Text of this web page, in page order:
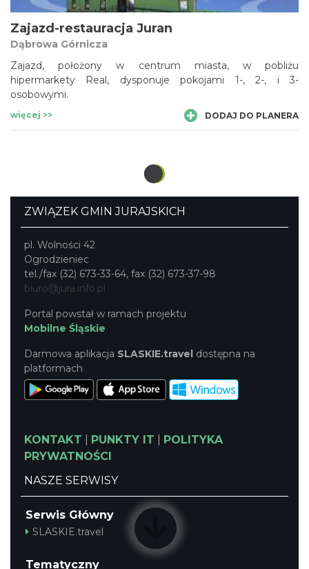
Zajazd-restauracja Juran
Dąbrowa Górnicza
Zajazd, położony w centrum miasta, w pobliżu
hipermarkety Real, dysponuje pokojami 1-, 2-, i 3-
osobowymi.
więcej >> DODAJ DO PLANERA
ZWIĄZEK GMIN JURAJSKICH
pl. Wolności 42
Ogrodzieniec
tel./fax (32) 673-33-64, fax (32) 673-37-98
biuro@jura.info.pl
Portal powstał w ramach projektu
Mobilne Śląskie
Darmowa aplikacja SLASKIE.travel dostępna na
platformach
KONTAKT PUNKTY IT
POLITYKA
PRYWATNOŚCI
NASZE SERWISY
Serwis Główny
SLASKIE.travel
Tematyczny